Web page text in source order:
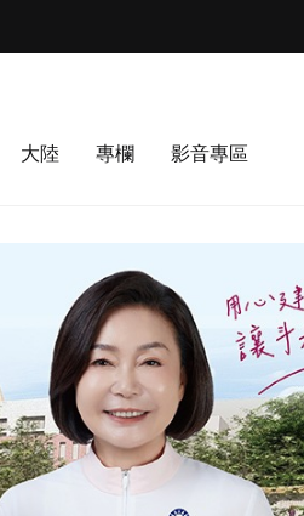
大陸 專欄 影音專區